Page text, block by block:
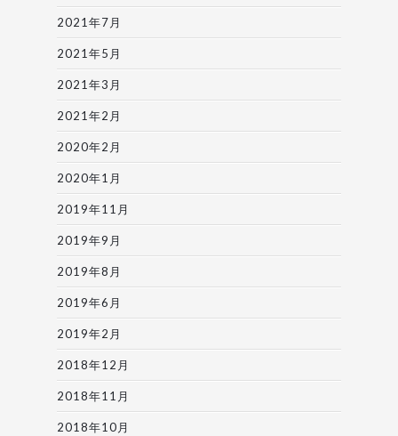
2021年7月
2021年5月
2021年3月
2021年2月
2020年2月
2020年1月
2019年11月
2019年9月
2019年8月
2019年6月
2019年2月
2018年12月
2018年11月
2018年10月